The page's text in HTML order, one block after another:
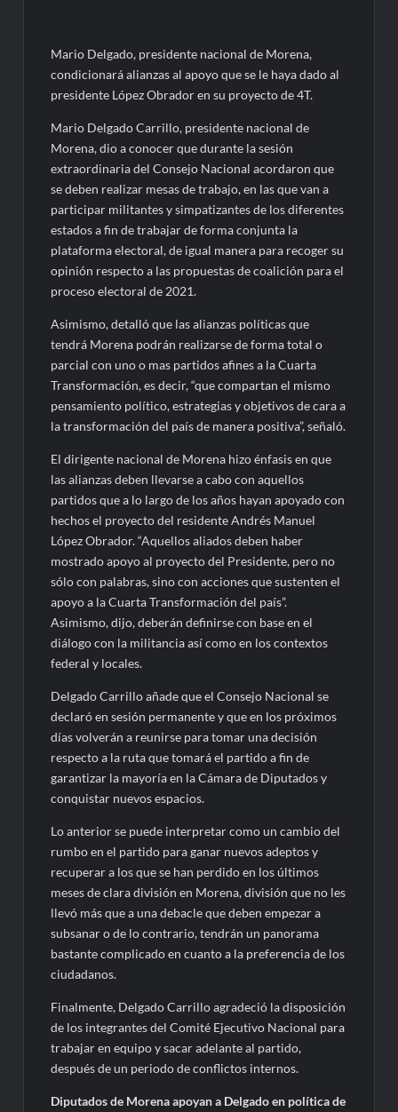
Mario Delgado, presidente nacional de Morena,
condicionará alianzas al apoyo que se le haya dado al
presidente López Obrador en su proyecto de 4T.
Mario Delgado Carrillo, presidente nacional de
Morena, dio a conocer que durante la sesión
extraordinaria del Consejo Nacional acordaron que
se deben realizar mesas de trabajo, en las que van a
participar militantes y simpatizantes de los diferentes
estados a fin de trabajar de forma conjunta la
plataforma electoral, de igual manera para recoger su
opinión respecto a las propuestas de coalición para el
proceso electoral de 2021.
Asimismo, detalló que las alianzas políticas que
tendrá Morena podrán realizarse de forma total o
parcial con uno o mas partidos afines a la Cuarta
Transformación, es decir, “que compartan el mismo
pensamiento político, estrategias y objetivos de cara a
la transformación del país de manera positiva”, señaló.
El dirigente nacional de Morena hizo énfasis en que
las alianzas deben llevarse a cabo con aquellos
partidos que a lo largo de los años hayan apoyado con
hechos el proyecto del residente Andrés Manuel
López Obrador. “Aquellos aliados deben haber
mostrado apoyo al proyecto del Presidente, pero no
sólo con palabras, sino con acciones que sustenten el
apoyo a la Cuarta Transformación del país”.
Asimismo, dijo, deberán definirse con base en el
diálogo con la militancia así como en los contextos
federal y locales.
Delgado Carrillo añade que el Consejo Nacional se
declaró en sesión permanente y que en los próximos
días volverán a reunirse para tomar una decisión
respecto a la ruta que tomará el partido a fin de
garantizar la mayoría en la Cámara de Diputados y
conquistar nuevos espacios.
Lo anterior se puede interpretar como un cambio del
rumbo en el partido para ganar nuevos adeptos y
recuperar a los que se han perdido en los últimos
meses de clara división en Morena, división que no les
llevó más que a una debacle que deben empezar a
subsanar o de lo contrario, tendrán un panorama
bastante complicado en cuanto a la preferencia de los
ciudadanos.
Finalmente, Delgado Carrillo agradeció la disposición
de los integrantes del Comité Ejecutivo Nacional para
trabajar en equipo y sacar adelante al partido,
después de un periodo de conflictos internos.
Diputados de Morena apoyan a Delgado en política de